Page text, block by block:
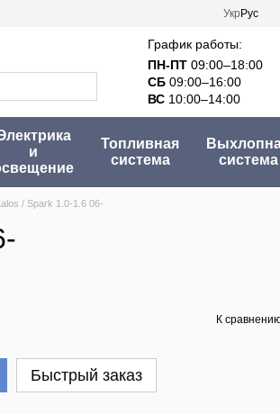
Укр Рус
График работы:
ПН-ПТ 09:00–18:00
СБ 09:00–16:00
ВС 10:00–14:00
и
Топливная
система
система
/ Spark 1.0-1.6 06-
К
Быстрый заказ